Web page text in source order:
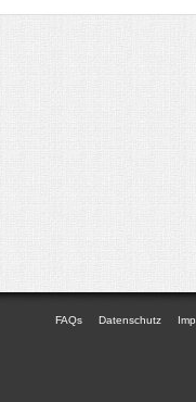
FAQs Datenschutz